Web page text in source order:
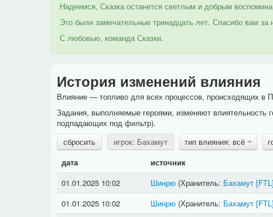
Надеемся, Сказка останется светлым и добрым
Это были замечательные тринадцать лет. Спасибо вам за
С любовью, команда Сказки.
История изменений влияния
Влияние — топливо для всех процессов, происходящих в
Задания, выполняемые героями, изменяют влиятельность
подпадающих под фильтр).
сбросить
игрок: Бахамут тип влияния: всё
дата
источник
01.01.2025 10:02
Шинрю(Хранитель: Бахамут [FTL]
01.01.2025 10:02
Шинрю(Хранитель: Бахамут [FTL]